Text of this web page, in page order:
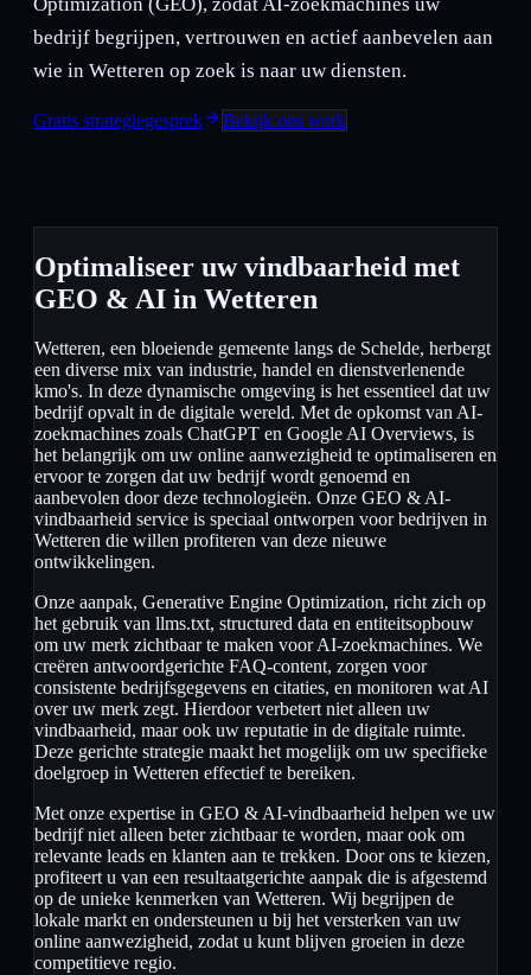
bedrijf begrijpen, vertrouwen en actief aanbevelen aan
wie in Wetteren op zoek is naar uw diensten.
Gratis strategiegesprek Bekijk ons werk
Optimaliseer uw vindbaarheid met
GEO & AI in Wetteren
Wetteren, een bloeiende gemeente langs de Schelde, herbergt
een diverse mix van industrie, handel en dienstverlenende
kmo's. In deze dynamische omgeving is het essentieel dat uw
bedrijf opvalt in de digitale wereld. Met de opkomst van AI-
zoekmachines zoals ChatGPT en Google AI Overviews, is
het belangrijk om uw online aanwezigheid te optimaliseren en
ervoor te zorgen dat uw bedrijf wordt genoemd en
aanbevolen door deze technologieën. Onze GEO & AI-
vindbaarheid service is speciaal ontworpen voor bedrijven in
Wetteren die willen profiteren van deze nieuwe
ontwikkelingen.
Onze aanpak, Generative Engine Optimization, richt zich op
het gebruik van llms.txt, structured data en entiteitsopbouw
om uw merk zichtbaar te maken voor AI-zoekmachines. We
creëren antwoordgerichte FAQ-content, zorgen voor
consistente bedrijfsgegevens en citaties, en monitoren wat AI
over uw merk zegt. Hierdoor verbetert niet alleen uw
vindbaarheid, maar ook uw reputatie in de digitale ruimte.
Deze gerichte strategie maakt het mogelijk om uw specifieke
doelgroep in Wetteren effectief te bereiken.
Met onze expertise in GEO & AI-vindbaarheid helpen we uw
bedrijf niet alleen beter zichtbaar te worden, maar ook om
relevante leads en klanten aan te trekken. Door ons te kiezen,
profiteert u van een resultaatgerichte aanpak die is afgestemd
op de unieke kenmerken van Wetteren. Wij begrijpen de
lokale markt en ondersteunen u bij het versterken van uw
online aanwezigheid, zodat u kunt blijven groeien in deze
competitieve regio.